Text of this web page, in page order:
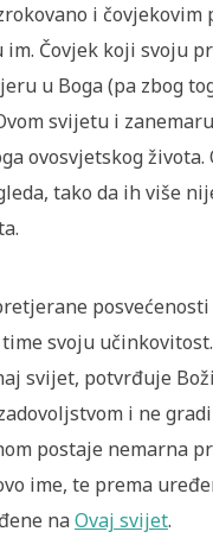
i
Čovjek koji svoju
u Boga (pa zbog
svijetu i
ovosvjetskog
tako da ih više
svoju
svijet, potvrđuje
i ne
postaje nemarna
ime, te prema
naOvaj svijet.